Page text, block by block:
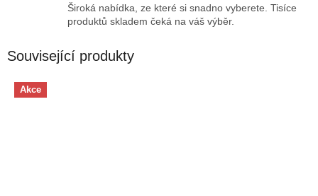
Široká nabídka, ze které si snadno vyberete. Tisíce
produktů skladem čeká na váš výběr.
Související produkty
Akce